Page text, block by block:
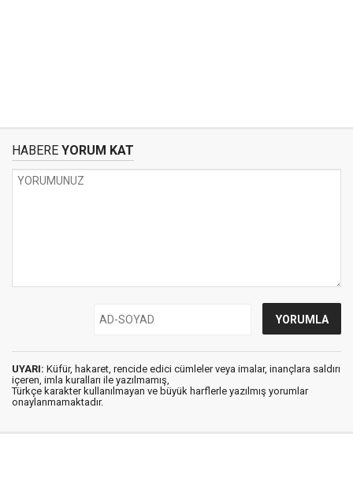
HABERE YORUM KAT
UYARI: Küfür, hakaret, rencide edici cümleler veya imalar, inançlara saldırı
içeren, imla kuralları ile yazılmamış,
Türkçe karakter kullanılmayan ve büyük harflerle yazılmış yorumlar
onaylanmamaktadır.